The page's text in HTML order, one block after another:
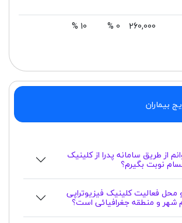
260,000
0 %
10 %
بیماران
از طریق سامانه پدرا از کلینیک
نوبت بگیرم؟
فعالیت کلینیک فیزیوتراپی
شهر و منطقه جغرافیائی است؟